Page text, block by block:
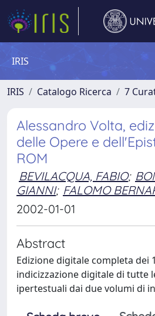
IRIS
IRIS Catalogo Ricerca 7
Alessandro Volta,
delle Opere e
ROM
BEVILACQUA, FABIO;
GIANNI; FALOMO
2002-01-01
Abstract
Edizione digitale completa dei
indicizzazione digitale di tutte
ipertestuali dai due volumi di